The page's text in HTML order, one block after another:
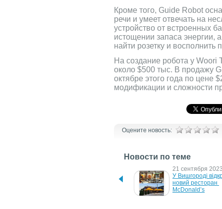
Кроме того, Guide Robot
речи и умеет отвечать на
устройство от встроенных
истощении запаса энергии,
найти розетку и восполнить
На создание робота у Woori
около $500 тыс. В продажу
октябре этого года по цене
модификации и сложности
Оцените новость:
Новости по теме
Лучший кинозал в Европе
21 сентября
У Вишгороді
новий ресторан
McDonald’s